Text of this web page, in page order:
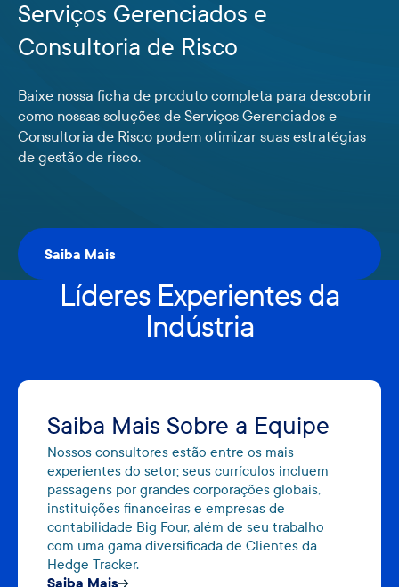
Serviços Gerenciados e
Consultoria de Risco
Baixe nossa ficha de produto completa para descobrir
como nossas soluções de Serviços Gerenciados e
Consultoria de Risco podem otimizar suas estratégias
de gestão de risco.
Saiba Mais
Saiba Mais
Líderes Experientes da
Indústria
Saiba Mais Sobre a Equipe
Nossos consultores estão entre os mais
experientes do setor; seus currículos incluem
passagens por grandes corporações globais,
instituições financeiras e empresas de
contabilidade Big Four, além de seu trabalho
com uma gama diversificada de Clientes da
Hedge Tracker.
Saiba Mais